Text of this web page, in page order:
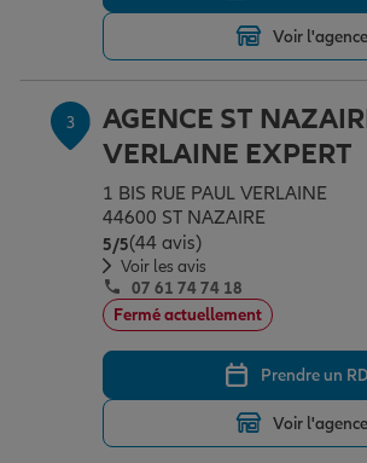
Garantie des accidents de la vie
Assurance scolaire
Protection juridique
Retraite
Tous nos devis d'assurance
Voir l'agence
3
AGENCE ST
VERLAINE EXPERT
1 BIS RUE PAUL VERLAINE
44600 ST NAZAIRE
5/5Note de 5 sur 5
(44 avis)
Voir les avis
07 61 74 74 18
Fermé actuellement
Prendre un
Voir l'agence